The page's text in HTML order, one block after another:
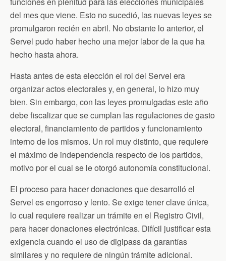
del mes que viene. Esto no sucedió, las nuevas leyes se
promulgaron recién en abril. No obstante lo anterior, el
Servel pudo haber hecho una mejor labor de la que ha
hecho hasta ahora.
Hasta antes de esta elección el rol del Servel era
organizar actos electorales y, en general, lo hizo muy
bien. Sin embargo, con las leyes promulgadas este año
debe fiscalizar que se cumplan las regulaciones de gasto
electoral, financiamiento de partidos y funcionamiento
interno de los mismos. Un rol muy distinto, que requiere
el máximo de independencia respecto de los partidos,
motivo por el cual se le otorgó autonomía constitucional.
El proceso para hacer donaciones que desarrolló el
Servel es engorroso y lento. Se exige tener clave única,
lo cual requiere realizar un trámite en el Registro Civil,
para hacer donaciones electrónicas. Difícil justificar esta
exigencia cuando el uso de digipass da garantías
similares y no requiere de ningún trámite adicional.